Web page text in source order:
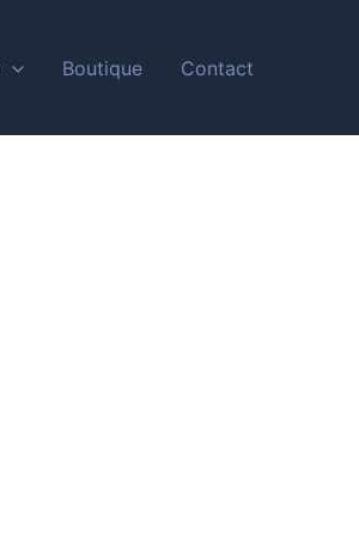
Boutique Contact